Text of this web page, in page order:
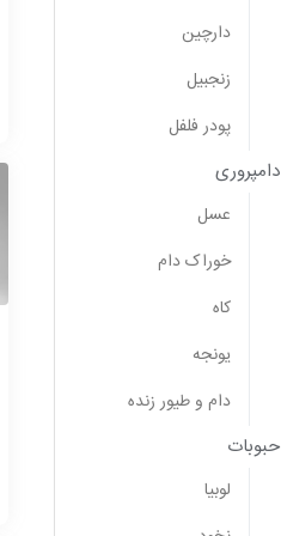
دارچین
زنجبیل
پودر فلفل
دامپروری
عسل
خوراک دام
کاه
یونجه
دام و طیور زنده
حبوبات
لوبیا